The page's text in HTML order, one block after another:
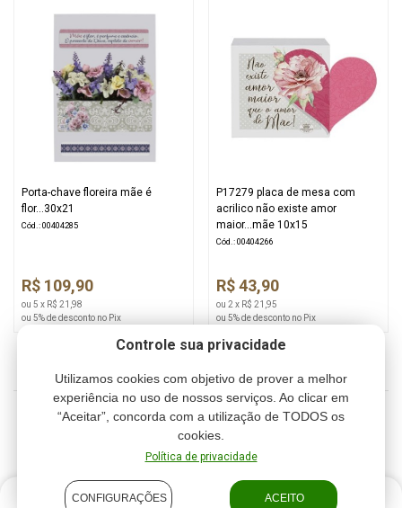
Controle sua privacidade
Utilizamos cookies com objetivo de prover a melhor
experiência no uso de nossos serviços. Ao clicar em
“Aceitar”, concorda com a utilização de TODOS os
cookies.
Política de privacidade
CONFIGURAÇÕES ACEITO
Porta-chave floreira mãe é
flor...30x21
Cód.: 00404285
R$ 109,90
ou 5 x R$ 21,98
ou 5% de desconto no Pix
P17279 placa de mesa com
acrilico não existe amor
maior...mãe 10x15
Cód.: 00404266
R$ 43,90
ou 2 x R$ 21,95
ou 5% de desconto no Pix
2